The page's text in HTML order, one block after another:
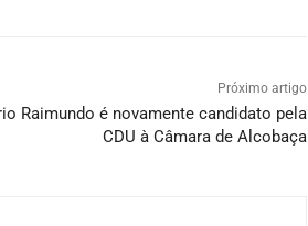
Próximo artigo
Raimundo é novamente candidato pela
CDU à Câmara de Alcobaça